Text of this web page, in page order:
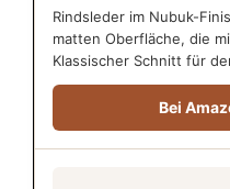
Rindsleder im Nubuk-
matten Oberfläche, die
Klassischer Schnitt für
Bei